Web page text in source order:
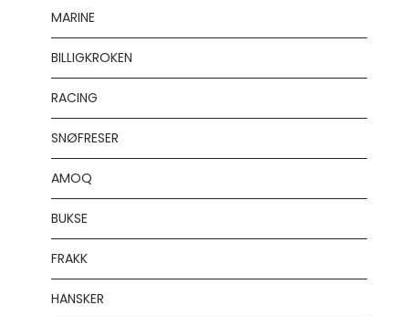
MARINE
BILLIGKROKEN
RACING
SNØFRESER
AMOQ
BUKSE
FRAKK
HANSKER